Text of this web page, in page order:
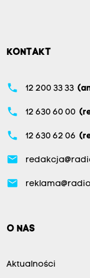
KONTAKT
phone 12 200 33 33
phone 12 630 60 00
phone 12 630 62 06
email
email
O NAS
Aktualności